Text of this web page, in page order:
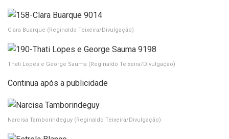
Clara Buarque (Reginaldo Teixeira/Divulgação)
Thati Lopes e George Sauma (Reginaldo Teixeira/Divulgação)
Continua após a publicidade
Narcisa Tamborindeguy (Reginaldo Teixeira/Divulgação)